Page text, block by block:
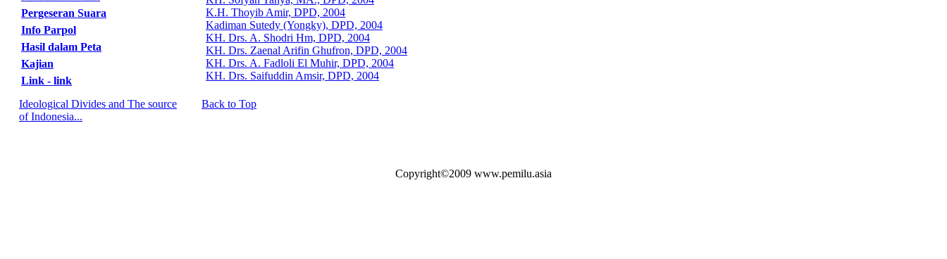
Pergeseran Suara
Info Parpol
Hasil dalam Peta
Kajian
Link - link
Ideological Divides and The source
of Indonesia...
K.H. Thoyib Amir, DPD, 2004
Kadiman Sutedy (Yongky), DPD, 2004
KH. Drs. A. Shodri Hm, DPD, 2004
KH. Drs. Zaenal Arifin Ghufron, DPD, 2004
KH. Drs. A. Fadloli El Muhir, DPD, 2004
KH. Drs. Saifuddin Amsir, DPD, 2004
Back to Top
Copyright©2009 www.pemilu.asia